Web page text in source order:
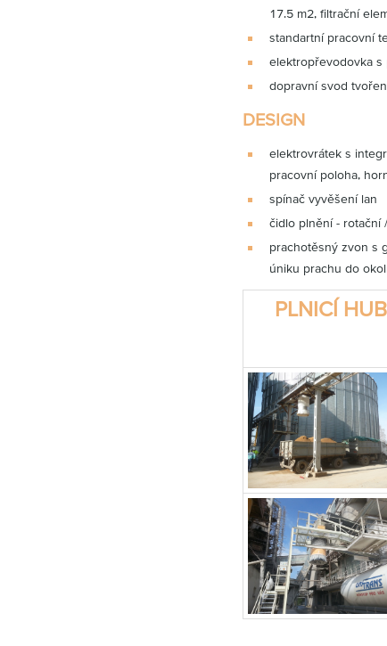
17.5 m2, filtrační
standartní pracovní
elektropřevodovka s
dopravní svod
DESIGN
elektrovrátek s
pracovní poloha,
spínač vyvěšení lan
čidlo plnění - rotační
prachotěsný zvon s
úniku prachu do
PLNICÍ